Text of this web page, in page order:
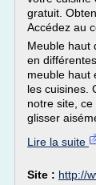
gratuit.
Accédez au
Meuble haut
en
meuble haut
les cuisines.
notre site,
glisser
Lire la suite
Site : http://